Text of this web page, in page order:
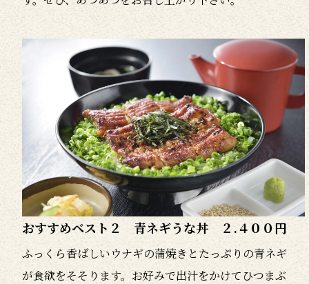
おすすめベスト２ 青ネギうな丼 ２.４００円
ふっくら香ばしいウナギの蒲焼きとたっぷりの青ネギ
が食欲をそそります。お好みで出汁をかけてひつまぶ